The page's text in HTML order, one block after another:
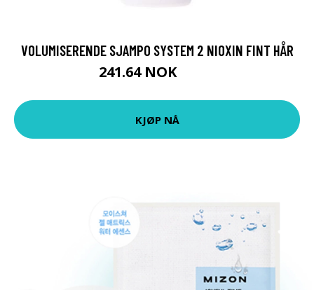
VOLUMISERENDE SJAMPO SYSTEM 2 NIOXIN FINT HÅR
241.64 NOK
KJØP NÅ